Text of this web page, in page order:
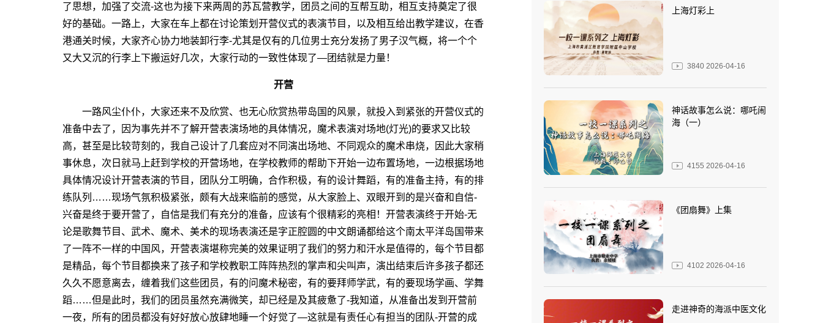
了思想，加强了交流-这也为接下来两周的苏瓦营教学，团员之间的互帮互助，相互支持奠定了很
好的基础。一路上，大家在车上都在讨论策划开营仪式的表演节目，以及相互给出教学建议，在香
港通关时候，大家齐心协力地装卸行李-尤其是仅有的几位男士充分发扬了男子汉气概，将一个个
又大又沉的行李上下搬运好几次，大家行动的一致性体现了―团结就是力量！
开营
一路风尘仆仆，大家还来不及欣赏、也无心欣赏热带岛国的风景，就投入到紧张的开营仪式的
准备中去了，因为事先并不了解开营表演场地的具体情况，魔术表演对场地(灯光)的要求又比较
高，甚至是比较苛刻的，我自己设计了几套应对不同演出场地、不同观众的魔术串烧，因此大家稍
事休息，次日就马上赶到学校的开营场地，在学校教师的帮助下开始一边布置场地，一边根据场地
具体情况设计开营表演的节目，团队分工明确，合作积极，有的设计舞蹈，有的准备主持，有的排
练队列……现场气氛积极紧张，颇有大战来临前的感觉，从大家脸上、双眼开到的是兴奋和自信-
兴奋是终于要开营了，自信是我们有充分的准备，应该有个很精彩的亮相！开营表演终于开始-无
论是歌舞节目、武术、魔术、美术的现场表演还是字正腔圆的中文朗诵都给这个南太平洋岛国带来
了一阵不一样的中国风，开营表演堪称完美的效果证明了我们的努力和汗水是值得的，每个节目都
是精品，每个节目都换来了孩子和学校教职工阵阵热烈的掌声和尖叫声，演出结束后许多孩子都还
久久不愿意离去，缠着我们这些团员，有的问魔术秘密，有的要拜师学武，有的要现场学画、学舞
蹈……但是此时，我们的团员虽然充满微笑，却已经是及其疲惫了-我知道，从准备出发到开营前
一夜，所有的团员都没有好好放心放肆地睡一个好觉了―这就是有责任心有担当的团队-开营的成
上海灯彩上
3840 2026-04-16
神话故事怎么说：哪吒闹
海（一）
4155 2026-04-16
《团扇舞》上集
4102 2026-04-16
走进神奇的海派中医文化